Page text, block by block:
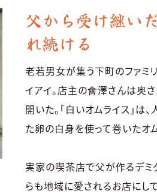
父から受け継い
れ続ける
老若男女が集う下町のファミ
イアイ。店主の會澤さんは奥
開いた。「白いオムライス」は
た卵の白身を使って巻いたオム
実家の喫茶店で父が作るデミ
らも地域に愛されるお店にして